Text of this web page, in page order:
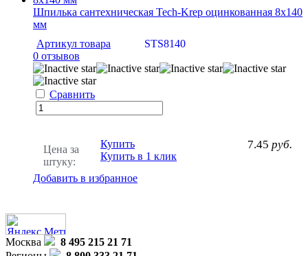
Шпилька сантехническая Tech-Krep оцинкованная 8х140
мм
Артикул товара
STS8140
0 отзывов
Сравнить
Цена за
штуку:
7.45 руб.
Купить
Купить в 1 клик
Добавить в избранное
Москва
8 495 215 21 71